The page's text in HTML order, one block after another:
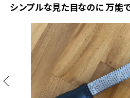
シンプルな見た目なのに 万能